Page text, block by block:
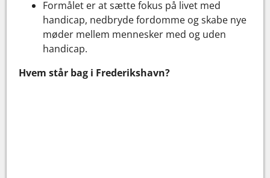
Formålet er at sætte fokus på livet med
handicap, nedbryde fordomme og skabe nye
møder mellem mennesker med og uden
handicap.
Hvem står bag i Frederikshavn?